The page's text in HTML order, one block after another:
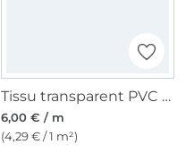
Tissu transparent PVC 0,15 mm
6,00 € / m
(4,29 € / 1 m²)